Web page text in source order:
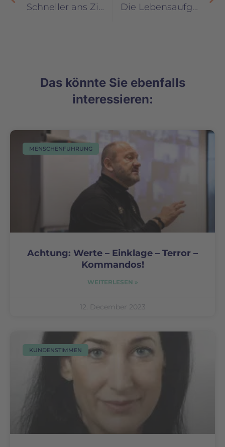
Schneller ans Ziel: Wie psychologische Tests zur Führungskräfteentwicklung eingesetzt werden können Die Lebensaufgabe: Verantwortung
Das könnte Sie ebenfalls
interessieren:
MENSCHENFÜHRUNG
Achtung: Werte – Einklage – Terror –
Kommandos!
WEITERLESEN »
12. December 2023
KUNDENSTIMMEN